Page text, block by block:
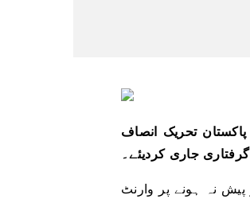
تحریک انصاف
جاری کردیئے۔
تھا اور پیش نہ ہونے پر وارنٹ